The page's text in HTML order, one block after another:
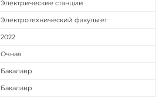
Электрические станции
Электротехнический факультет
2022
Очная
Бакалавр
Бакалавр